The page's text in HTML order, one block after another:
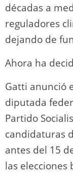
décadas a
reguladores
dejando de
Ahora ha
Gatti anunció
diputada
Partido
candidaturas
antes del 15
las elecciones